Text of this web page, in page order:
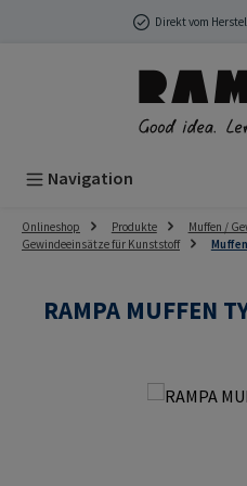
Zum Hauptinhalt springen
Direkt vom
Navigation
Onlineshop Produkte
Muffen /
Gewindeeinsätze für Kunststoff
RAMPA MUFFEN
Bildergalerie überspringen